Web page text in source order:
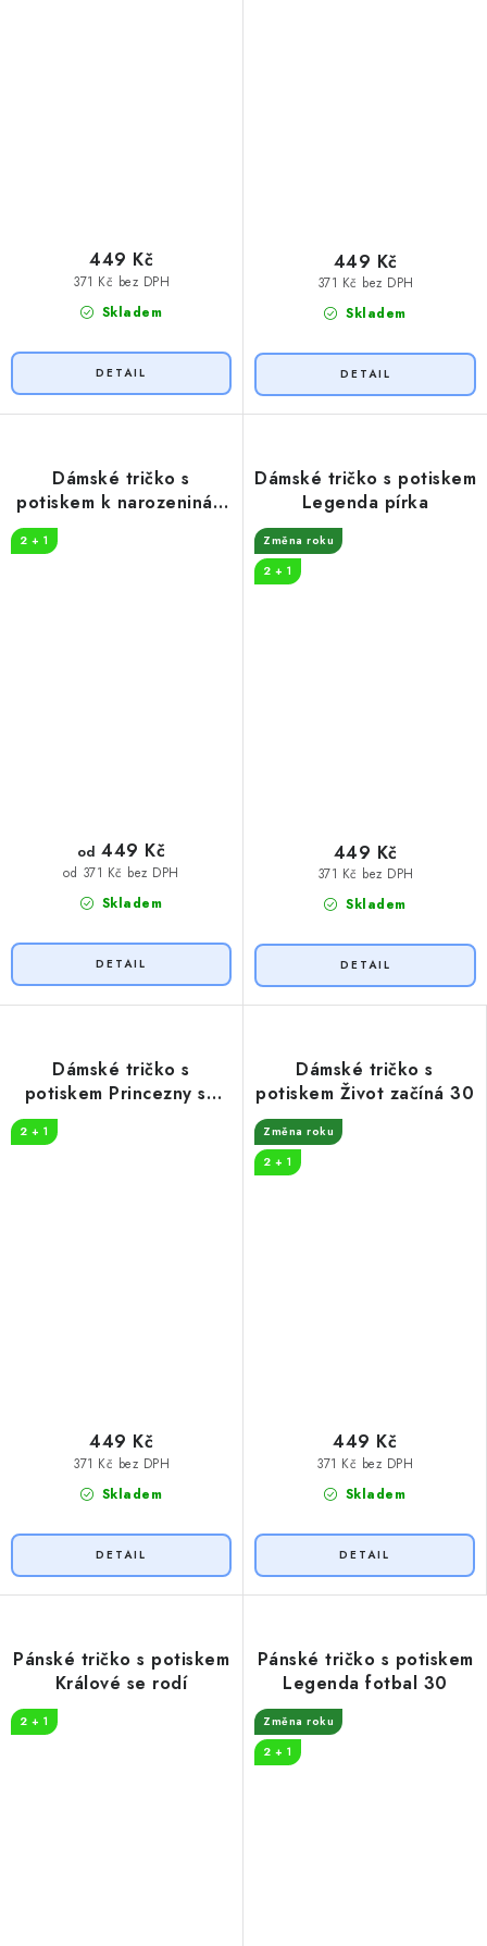
Skladem
371 Kč bez DPH
449 Kč
Skladem
371 Kč bez DPH
449 Kč
Dámské tričko s
potiskem k narozeninám
30 let myslivost
2 + 1
Skladem
od 371 Kč bez DPH
od 449 Kč
Dámské tričko s potiskem
Legenda pírka
Změna roku
2 + 1
Skladem
371 Kč bez DPH
449 Kč
Dámské tričko s
potiskem Princezny se
2 + 1
Skladem
371 Kč bez DPH
449 Kč
Dámské tričko s
potiskem Život začíná 30
Změna roku
2 + 1
Skladem
371 Kč bez DPH
449 Kč
Pánské tričko s potiskem
Králové se rodí
2 + 1
Pánské tričko s potiskem
Legenda fotbal 30
Změna roku
2 + 1